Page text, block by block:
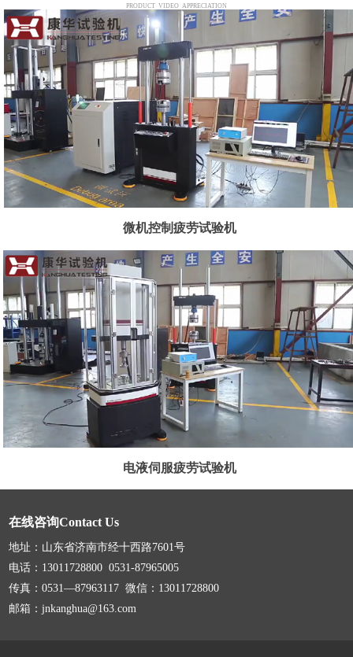
PRODUCT VIDEO APPRECIATION
微机控制疲劳试验机
电液伺服疲劳试验机
在线咨询Contact Us
地址：山东省济南市经十西路7601号
电话：13011728800 0531-87965005
传真：0531—87963117 微信：13011728800
邮箱：jnkanghua@163.com